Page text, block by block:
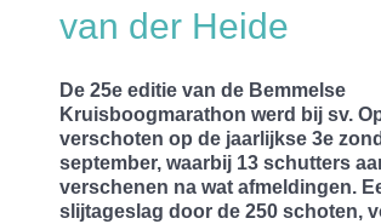
van der Heide
De 25e editie van de Bemmelse
Kruisboogmarathon werd bij sv.
verschoten op de jaarlijkse 3e
september, waarbij 13 schutters
verschenen na wat afmeldingen.
slijtageslag door de 250 schoten,